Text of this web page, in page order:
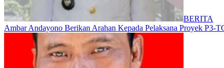
BERITA
Ambar Andayono Berikan Arahan Kepada Pelaksana Proyek P3-